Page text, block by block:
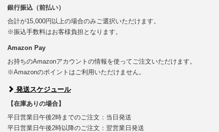
銀行振込（前払い）
合計が15,000円以上の場合のみご選択いただけます。
※振込手数料はお客様負担となります。
Amazon Pay
お持ちのAmazonアカウントの情報を使ってご注文いただけます。
※Amazonのポイントはご利用いただけません。
発送スケジュール
【在庫ありの場合】
平日営業日午後2時までのご注文：当日発送
平日営業日午後2時以降のご注文：翌営業日発送